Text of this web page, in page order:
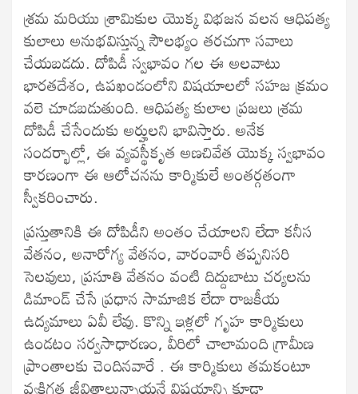
శ్రమ మరియు శ్రామికుల యొక్క విభజన వలన ఆధిపత్య
కులాలు అనుభవిస్తున్న సౌలభ్యం తరచుగా సవాలు
చేయబడదు. దోపిడీ స్వభావం గల ఈ అలవాటు
భారతదేశం, ఉపఖండంలోని విషయాలలో సహజ క్రమం
వలె చూడబడుతుంది. ఆధిపత్య కులాల ప్రజలు శ్రమ
దోపిడీ చేసేందుకు అర్హులని భావిస్తారు. అనేక
సందర్భాల్లో, ఈ వ్యవస్థీకృత అణచివేత యొక్క స్వభావం
కారణంగా ఈ ఆలోచనను కార్మికులే అంతర్గతంగా
స్వీకరించారు.
ప్రస్తుతానికి ఈ దోపిడీని అంతం చేయాలని లేదా కనీస
వేతనం, అనారోగ్య వేతనం, వారంవారీ తప్పనిసరి
సెలవులు, ప్రసూతి వేతనం వంటి దిద్దుబాటు చర్యలను
డిమాండ్ చేసే ప్రధాన సామాజిక లేదా రాజకీయ
ఉద్యమాలు ఏవీ లేవు. కొన్ని ఇళ్లలో గృహ కార్మికులు
ఉండటం సర్వసాధారణం, వీరిలో చాలామంది గ్రామీణ
ప్రాంతాలకు చెందినవారే . ఈ కార్మికులు తమకంటూ
వ్యక్తిగత జీవితాలున్నాయనే విషయాన్ని కూడా